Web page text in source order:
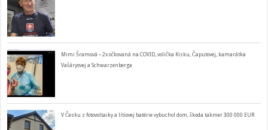
Mimi Šramová – 2x očkovaná na COVID, volička Kisku, Čaputovej, kamarátka
Vašáryovej a Schwarzenberga
V Česku z fotovoltaiky a lítiovej batérie vybuchol dom, škoda takmer 300 000 EUR